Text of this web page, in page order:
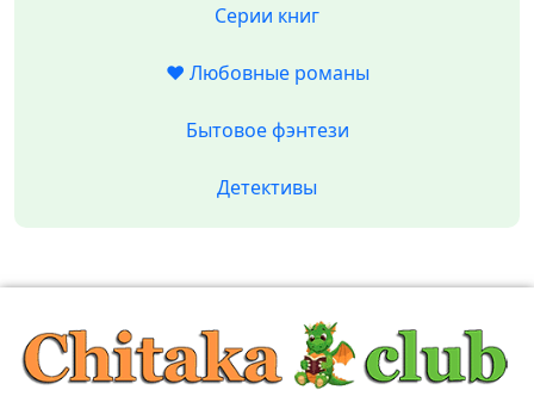
Серии книг
❤️ Любовные романы
Бытовое фэнтези
Детективы